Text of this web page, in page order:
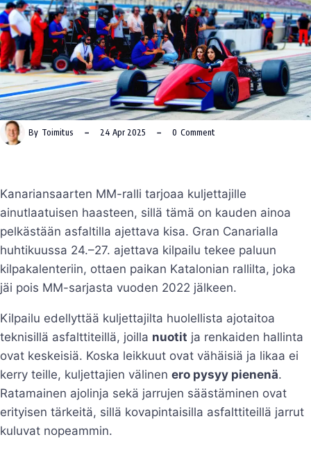
By Toimitus 24 Apr 2025 0 Comment
Kanariansaarten MM-ralli tarjoaa kuljettajille
ainutlaatuisen haasteen, sillä tämä on kauden ainoa
pelkästään asfaltilla ajettava kisa. Gran Canarialla
huhtikuussa 24.–27. ajettava kilpailu tekee paluun
kilpakalenteriin, ottaen paikan Katalonian rallilta, joka
jäi pois MM-sarjasta vuoden 2022 jälkeen.
Kilpailu edellyttää kuljettajilta huolellista ajotaitoa
teknisillä asfalttiteillä, joilla nuotit ja renkaiden hallinta
ovat keskeisiä. Koska leikkuut ovat vähäisiä ja likaa ei
kerry teille, kuljettajien välinen ero pysyy pienenä.
Ratamainen ajolinja sekä jarrujen säästäminen ovat
erityisen tärkeitä, sillä kovapintaisilla asfalttiteillä jarrut
kuluvat nopeammin.